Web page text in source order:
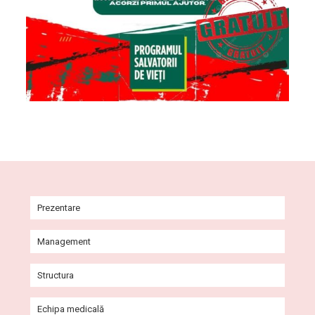
Prezentare
Agenda conducerii
Management
Structura
Echipa medicală